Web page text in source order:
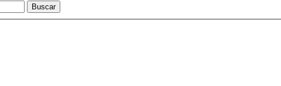
Buscar